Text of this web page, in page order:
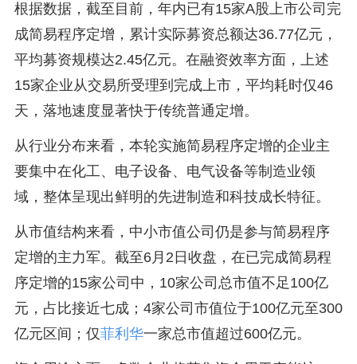
根据数据，截至目前，年内已有15家A股上市公司完
成简易程序定增，累计实际募资总额达36.77亿元，
平均募资规模达2.45亿元。在融资效率方面，上述
15家企业从交易所受理到完成上市，平均耗时仅46
天，落地速度显著快于传统普通定增。
从行业分布来看，本轮实施简易程序定增的企业主
要集中在化工、电子设备、电气设备等制造业领
域，整体呈现出鲜明的先进制造和科技成长特征。
从市值结构来看，中小市值公司仍是参与简易程序
定增的主力军。截至6月2日收盘，在已完成简易程
序定增的15家公司中，10家公司总市值不足100亿
元，占比接近七成；4家公司市值位于100亿元至300
亿元区间；仅菲利华一家总市值超过600亿元。